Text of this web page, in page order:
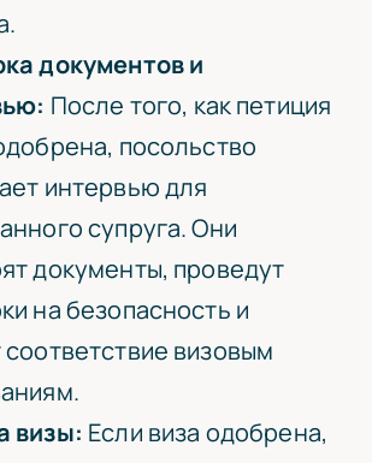
документов и
После того, как петиция
посольство
интервью для
супруга. Они
документы, проведут
на безопасность и
визовым
визы: Если виза одобрена,